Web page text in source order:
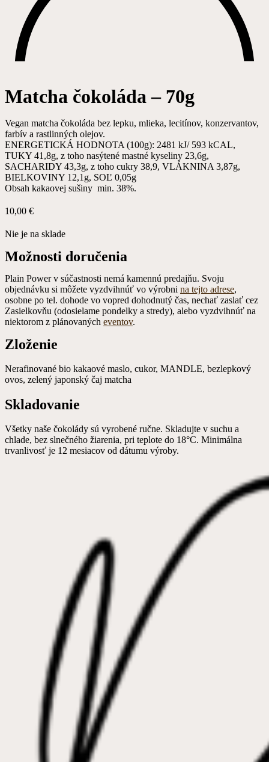
Matcha čokoláda – 70g
Vegan matcha čokoláda bez lepku, mlieka, lecitínov, konzervantov,
farbív a rastlinných olejov.
ENERGETICKÁ HODNOTA (100g): 2481 kJ/ 593 kCAL,
TUKY 41,8g, z toho nasýtené mastné kyseliny 23,6g,
SACHARIDY 43,3g, z toho cukry 38,9, VLÁKNINA 3,87g,
BIELKOVINY 12,1g, SOĽ 0,05g
Obsah kakaovej sušiny min. 38%.
10,00 €
Nie je na sklade
Možnosti doručenia
Plain Power v súčastnosti nemá kamennú predajňu. Svoju
objednávku si môžete vyzdvihnúť vo výrobni na tejto adrese,
osobne po tel. dohode vo vopred dohodnutý čas, nechať zaslať cez
Zasielkovňu (odosielame pondelky a stredy), alebo vyzdvihnúť na
niektorom z plánovaných eventov.
Zloženie
Nerafinované bio kakaové maslo, cukor, MANDLE, bezlepkový
ovos, zelený japonský čaj matcha
Skladovanie
Všetky naše čokolády sú vyrobené ručne. Skladujte v suchu a
chlade, bez slnečného žiarenia, pri teplote do 18°C. Minimálna
trvanlivosť je 12 mesiacov od dátumu výroby.